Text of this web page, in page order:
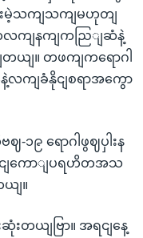
းမဲ့သကျသကျမဟုတျ
လကျနကျကညြျဆံနဲ့
ယျ။ တဖကျကရောဂါ
လကျခံနိုငျစရာအကွော
၁၉ ရောဂါဖွဈပှါးန
ျကောျပရဟိတအသ
ျ။
တယျဗြာ။ အရငျနေ့